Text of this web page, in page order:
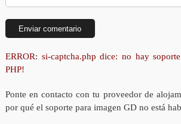
ERROR: si-captcha.php dice: no hay
PHP!
Ponte en contacto con tu proveedor de
por qué el soporte para imagen GD no está